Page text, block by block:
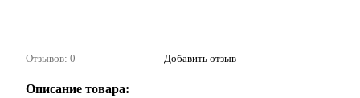
Отзывов: 0 Добавить отзыв
Описание товара: